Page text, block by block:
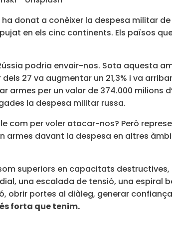
donat a conèixer la despesa militar
en els cinc continents. Els països
podria envair-nos. Sota aquesta
27 va augmentar un 21,3% i va
per un valor de 374.000 milions
la despesa militar russa.
com per voler atacar-nos? Però
armes davant la despesa en altres
superiors en capacitats destructives,
una escalada de tensió, una espiral
obrir portes al diàleg, generar
forta que tenim.